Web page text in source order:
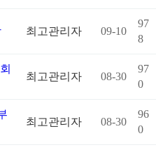
최고관리자 09-10
97
8
최고관리자 08-30
97
0
최고관리자 08-30
96
0